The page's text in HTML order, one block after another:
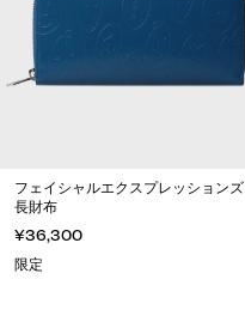
フェイシャルエクスプレッションズ
長財布
¥36,300
限定